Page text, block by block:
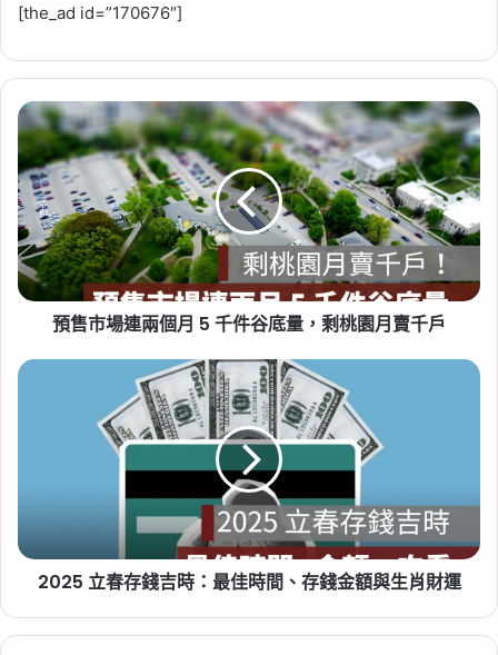
2026-07-23
租賃專法修法急轉彎！3 年租
期、續約漲租上限暫緩，最新重
點一次看
Tag:房東,社會住宅,租屋,租屋族,租屋注意事
項,租屋糾紛,租屋補助,租屋補助申請,租屋補助
資格
2026-07-20
新竹人注意！竹科旁將新增 838
戶社宅，「金城安居」預計
2029 年完工
[the_ad id=”170676″]
預
售
市
場
連
兩
個
月
5
谷
千
預售市場連兩個月 5 千件谷底量，剩桃園月賣千戶
2025
佳
2025 立春存錢吉時：最佳時間、存錢金額與生肖財運